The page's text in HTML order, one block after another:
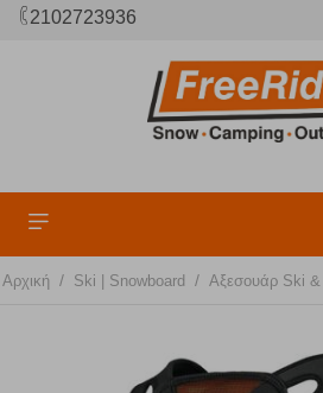
2102723936
Αρχική / Ski | Snowboard / Αξεσουάρ Ski &